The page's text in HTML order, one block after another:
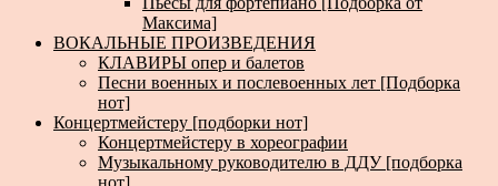
Максима]
ВОКАЛЬНЫЕ ПРОИЗВЕДЕНИЯ
КЛАВИРЫ опер и балетов
Песни военных и послевоенных лет [Подборка
нот]
Концертмейстеру [подборки нот]
Концертмейстеру в хореографии
Музыкальному руководителю в ДДУ [подборка
нот]